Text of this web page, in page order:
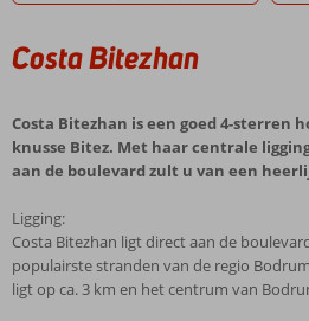
Costa Bitezhan
Costa Bitezhan is een goed 4-sterren
knusse Bitez. Met haar centrale
aan de boulevard zult u van een
Ligging:
Costa Bitezhan ligt direct aan de
populairste stranden van de regio
ligt op ca. 3 km en het centrum van